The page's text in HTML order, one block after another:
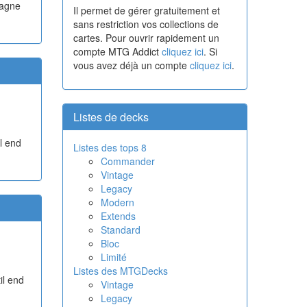
end
end
Il permet de gérer gratuitement et
sans restriction vos collections de
cartes. Pour ouvrir rapidement un
compte MTG Addict cliquez ici. Si
vous avez déjà un compte cliquez ici.
Listes de decks
Listes des tops 8
Commander
Vintage
Legacy
Modern
Extends
Standard
Bloc
Limité
Listes des MTGDecks
Vintage
Legacy